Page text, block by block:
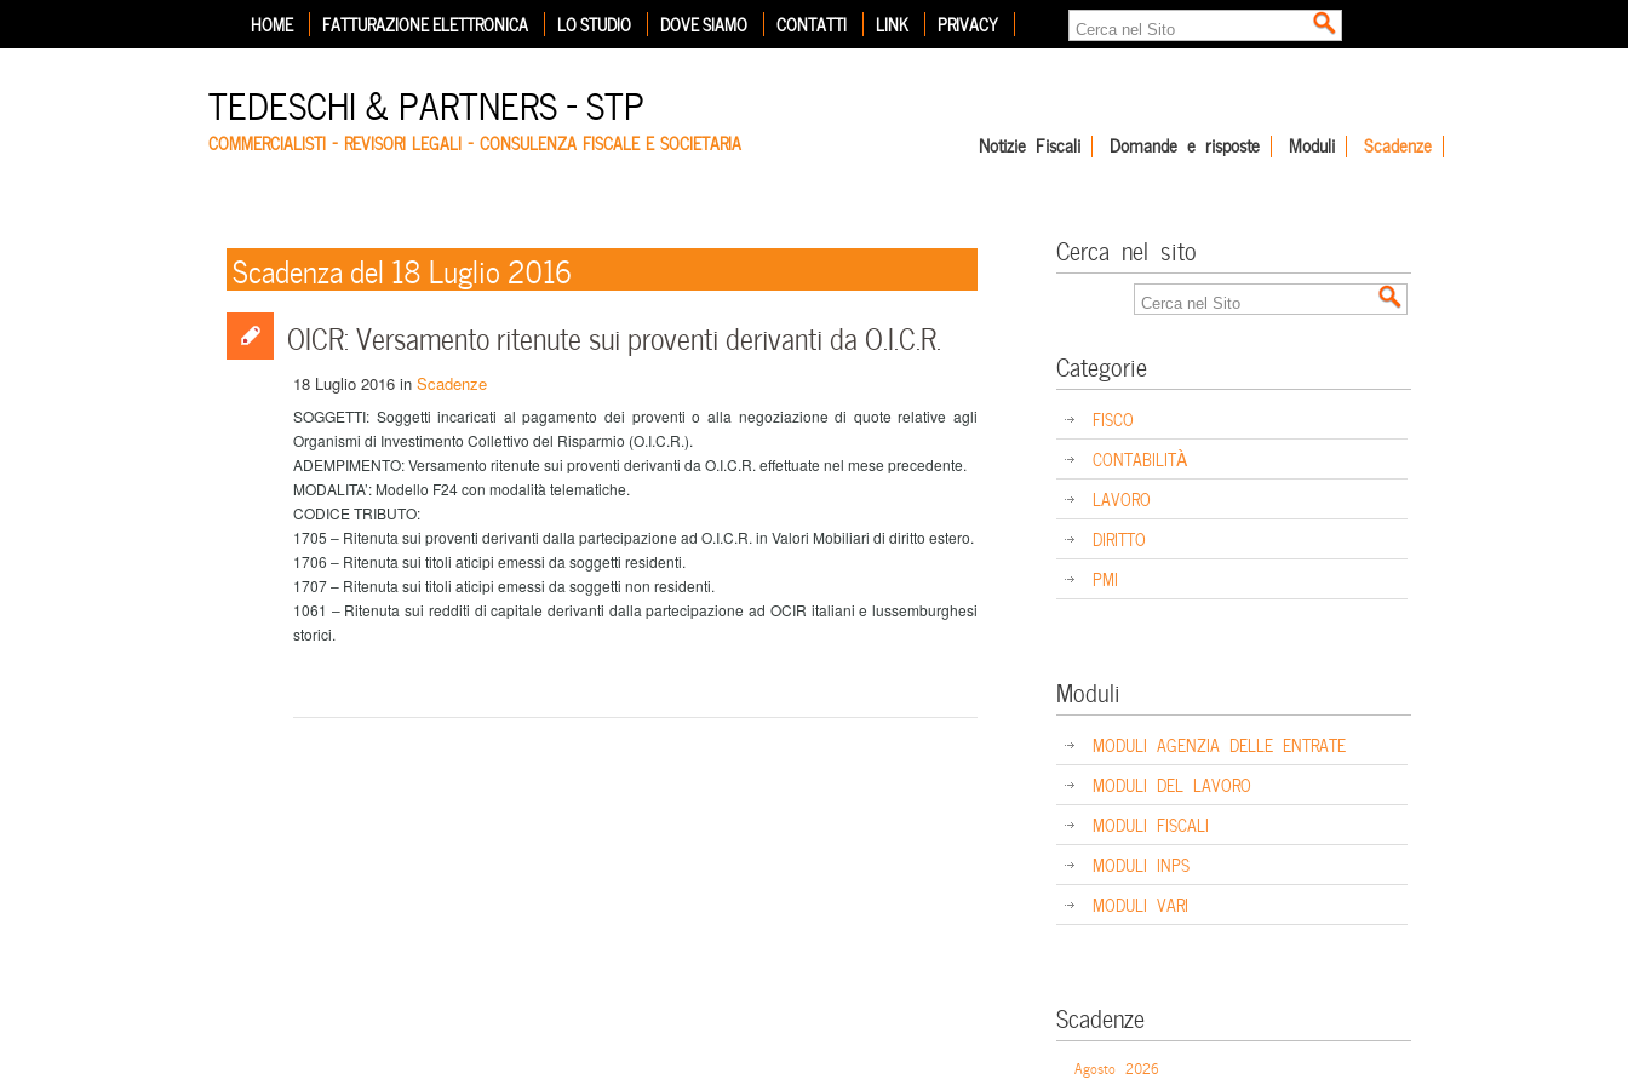
HOME FATTURAZIONE ELETTRONICA LO STUDIO DOVE SIAMO CONTATTI LINK PRIVACY
TEDESCHI & PARTNERS – STP
COMMERCIALISTI – REVISORI LEGALI – CONSULENZA FISCALE E SOCIETARIA Notizie Fiscali Domande e risposte Moduli Scadenze
Scadenza del 18 Luglio 2016
OICR: Versamento ritenute sui proventi derivanti da O.I.C.R.
18 Luglio 2016 in Scadenze
SOGGETTI: Soggetti incaricati al pagamento dei proventi o alla negoziazione di quote relative agli
Organismi di Investimento Collettivo del Risparmio (O.I.C.R.).
ADEMPIMENTO: Versamento ritenute sui proventi derivanti da O.I.C.R. effettuate nel mese precedente.
MODALITA’: Modello F24 con modalità telematiche.
CODICE TRIBUTO:
1705 – Ritenuta sui proventi derivanti dalla partecipazione ad O.I.C.R. in Valori Mobiliari di diritto estero.
1706 – Ritenuta sui titoli aticipi emessi da soggetti residenti.
1707 – Ritenuta sui titoli aticipi emessi da soggetti non residenti.
1061 – Ritenuta sui redditi di capitale derivanti dalla partecipazione ad OCIR italiani e lussemburghesi
storici.
Cerca nel sito
Categorie
FISCO
CONTABILITÀ
LAVORO
DIRITTO
PMI
Moduli
MODULI AGENZIA DELLE ENTRATE
MODULI DEL LAVORO
MODULI FISCALI
MODULI INPS
MODULI VARI
Scadenze
Agosto 2026